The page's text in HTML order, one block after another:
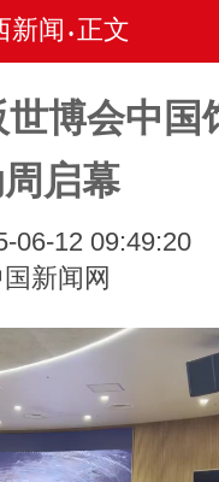
新闻 • 正文
博会中国
启幕
06-12 09:49:20
新闻网